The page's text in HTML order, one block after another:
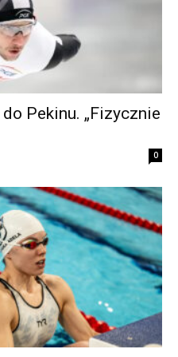
Pekinu. „Fizycznie
0